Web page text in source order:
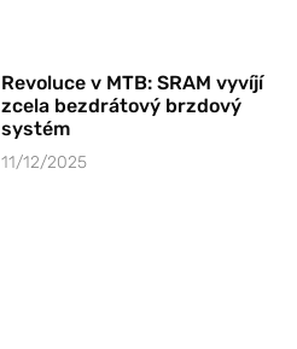
Revoluce v MTB: SRAM vyvíjí
zcela bezdrátový brzdový
systém
11/12/2025